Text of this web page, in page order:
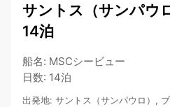
サントス（サンパウ
14泊
船名: MSCシービュー
日数: 14泊
出発地: サントス（サンパウロ）,